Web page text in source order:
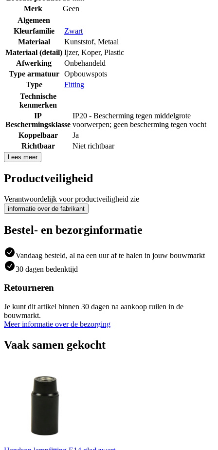
Merk
Geen
Algemeen
Kleurfamilie
Zwart
Materiaal
Kunststof, Metaal
Materiaal (detail) Ijzer, Koper, Plastic
Afwerking
Onbehandeld
Type armatuur
Opbouwspots
Type
Fitting
Technische
kenmerken
IP
Beschermingsklasse
IP20 - Bescherming tegen middelgrote
voorwerpen; geen bescherming tegen vocht
Koppelbaar
Ja
Richtbaar
Niet richtbaar
Lees meer
Productveiligheid
Verantwoordelijk voor productveiligheid zie
informatie over de fabrikant
Bestel- en bezorginformatie
Vandaag besteld, al na een uur af te halen in jouw bouwmarkt
30 dagen bedenktijd
Retourneren
Je kunt dit artikel binnen 30 dagen na aankoop ruilen in de
bouwmarkt.
Meer informatie over de bezorging
Vaak samen gekocht